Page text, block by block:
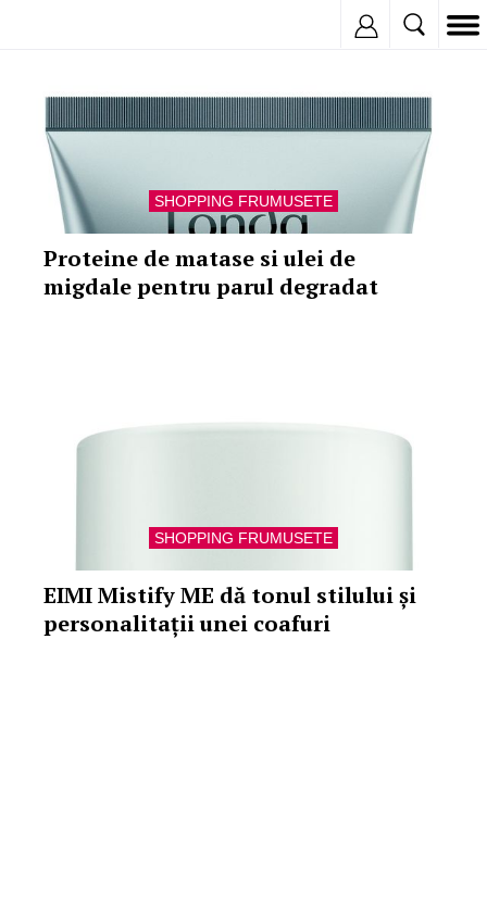
SHOPPING FRUMUSETE
Proteine de matase si ulei de
migdale pentru parul degradat
SHOPPING FRUMUSETE
EIMI Mistify ME dă tonul stilului și
personalitații unei coafuri